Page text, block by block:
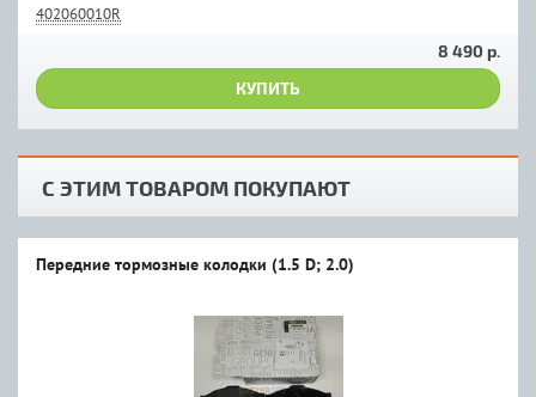
402060010R
8 490 р.
КУПИТЬ
С ЭТИМ ТОВАРОМ ПОКУПАЮТ
Передние тормозные колодки (1.5 D; 2.0)